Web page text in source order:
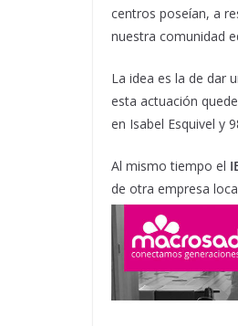
centros poseían, a
nuestra comunidad
La idea es la de dar
esta actuación
en Isabel Esquivel y
Al mismo tiempo el
de otra empresa